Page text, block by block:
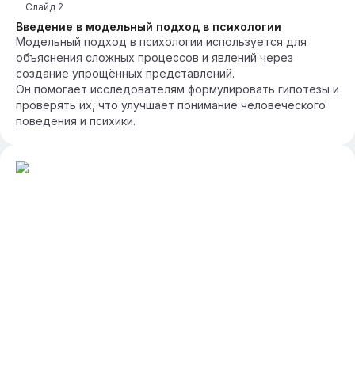
Введение в модельный подход в психологии
Слайд 2
Модельный подход в психологии используется для
объяснения сложных процессов и явлений через
создание упрощённых представлений.
Он помогает исследователям формулировать гипотезы и
проверять их, что улучшает понимание человеческого
поведения и психики.